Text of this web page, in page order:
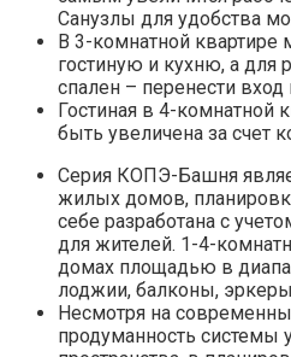
Санузлы для удобства
В 3-комнатной квартире
гостиную и кухню, а для
спален – перенести
Гостиная в 4-комнатной
быть увеличена за счет
Серия КОПЭ-Башня
жилых домов,
себе разработана с
для жителей. 1-4-
домах площадью в
лоджии, балконы,
Несмотря на
продуманность системы